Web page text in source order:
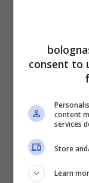
ritorno a
per tenere
piazzamento
Conference
dell’Inter in
La missione
consent to
content
services
Store
Learn